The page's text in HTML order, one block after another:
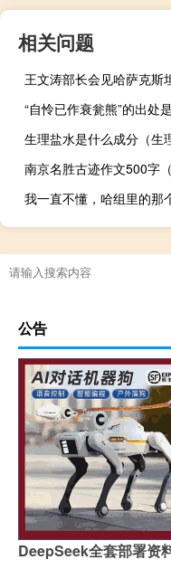
相关问题
“自怜已作衰瓮熊”的出处
公告
DeepSeek全套部署资